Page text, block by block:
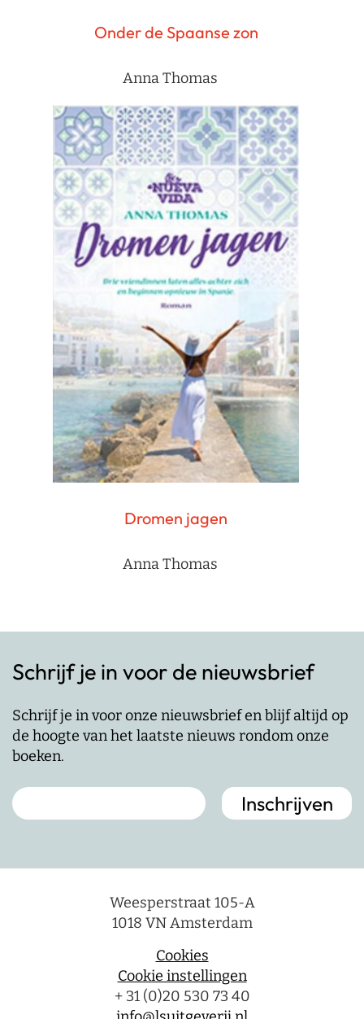
Onder de Spaanse zon
Anna Thomas
Dromen jagen
Anna Thomas
Schrijf je in voor de nieuwsbrief
Schrijf je in voor onze nieuwsbrief en blijf altijd op
de hoogte van het laatste nieuws rondom onze
boeken.
Weesperstraat 105-A
1018 VN Amsterdam
Cookies
Cookie instellingen
+ 31 (0)20 530 73 40